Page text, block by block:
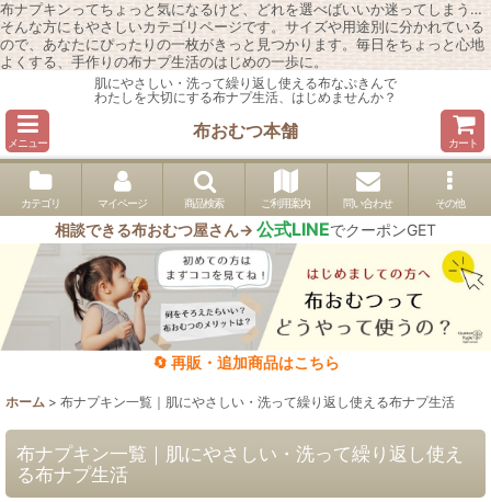
布ナプキンってちょっと気になるけど、どれを選べばいいか迷ってしまう…
そんな方にもやさしいカテゴリページです。サイズや用途別に分かれている
ので、あなたにぴったりの一枚がきっと見つかります。毎日をちょっと心地
よくする、手作りの布ナプ生活のはじめの一歩に。
肌にやさしい・洗って繰り返し使える布なぷきんで
わたしを大切にする布ナプ生活、はじめませんか？
メニュー
布おむつ本舗
カート
カテゴリ マイページ 商品検索 ご利用案内 問い合わせ その他
相談できる布おむつ屋さん→ 公式LINEでクーポンGET
🔄 再販・追加商品はこちら
ホーム > 布ナプキン一覧｜肌にやさしい・洗って繰り返し使える布ナプ生活
布ナプキン一覧｜肌にやさしい・洗って繰り返し使え
る布ナプ生活